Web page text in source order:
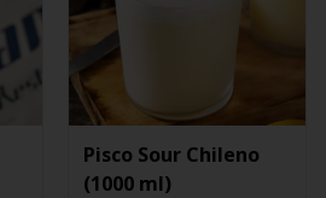
Pisco Sour Chileno
(1000 ml)